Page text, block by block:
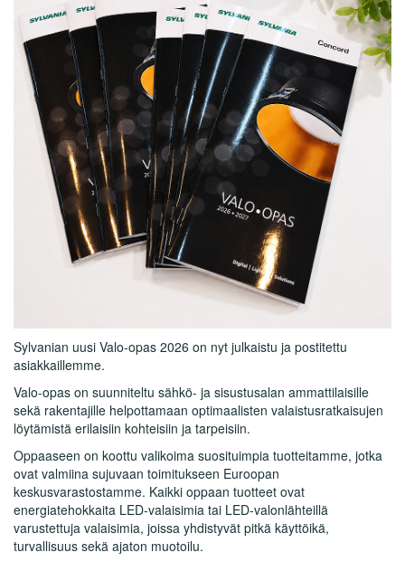
Sylvanian uusi Valo-opas 2026 on nyt julkaistu ja postitettu
asiakkaillemme.
Valo-opas on suunniteltu sähkö- ja sisustusalan ammattilaisille
sekä rakentajille helpottamaan optimaalisten valaistusratkaisujen
löytämistä erilaisiin kohteisiin ja tarpeisiin.
Oppaaseen on koottu valikoima suosituimpia tuotteitamme, jotka
ovat valmiina sujuvaan toimitukseen Euroopan
keskusvarastostamme. Kaikki oppaan tuotteet ovat
energiatehokkaita LED-valaisimia tai LED-valonlähteillä
varustettuja valaisimia, joissa yhdistyvät pitkä käyttöikä,
turvallisuus sekä ajaton muotoilu.